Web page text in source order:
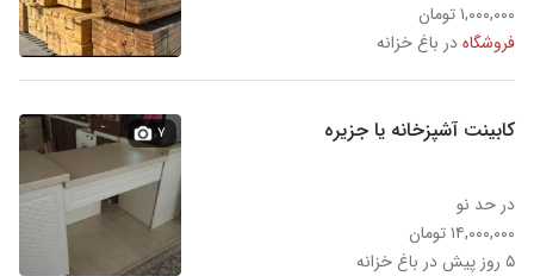
۱,۰۰۰,۰۰۰ تومان
فروشگاهدر باغ خزانه
کابینت آشپزخانه یا جزیره
در حد نو
۱۴,۰۰۰,۰۰۰ تومان
۵ روز پیش در باغ خزانه
۷